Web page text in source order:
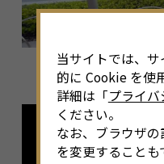
詳細
当サイトでは、
的に Cookie を使
詳細は「プライ
ください。
なお、ブラウザ
を変更することも